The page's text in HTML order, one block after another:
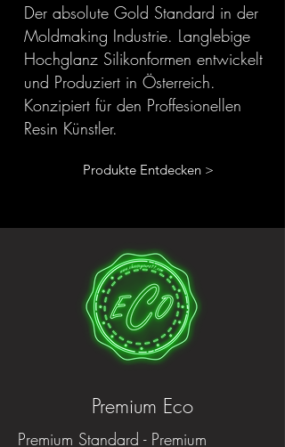
Der absolute Gold Standard in der
Moldmaking Industrie. Langlebige
Hochglanz Silikonformen entwickelt
und Produziert in Österreich.
Konzipiert für den Proffesionellen
Resin Künstler.
Produkte Entdecken >
Premium Eco
Premium Standard - Premium